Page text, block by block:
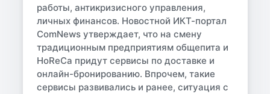
работы, антикризисного управления,
личных финансов. Новостной ИКТ-портал
ComNews утверждает, что на смену
традиционным предприятиям общепита и
HoReCa придут сервисы по доставке и
онлайн-бронированию. Впрочем, такие
сервисы развивались и ранее, ситуация с